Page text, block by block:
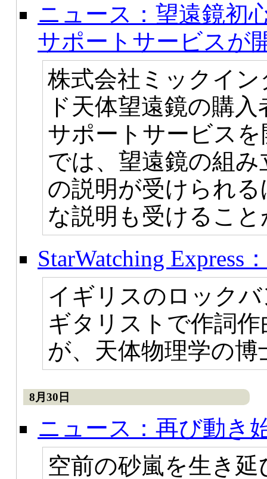
ニュース：望遠鏡初
サポートサービスが
株式会社ミックイ
ド天体望遠鏡の購
サポートサービス
では、望遠鏡の組
の説明が受けられ
な説明も受けるこ
StarWatching Express
イギリスのロック
ギタリストで作詞
が、天体物理学の
8月30日
ニュース：再び動き
空前の砂嵐を生き